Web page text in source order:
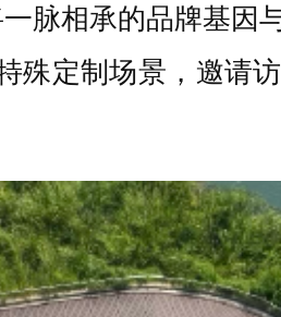
脉相承的品牌基因
殊定制场景，邀请